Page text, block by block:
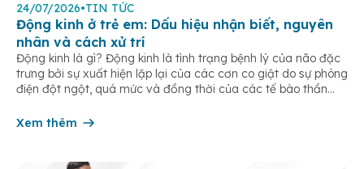
24/07/2026•TIN TỨC
Động kinh ở trẻ em: Dấu hiệu nhận biết, nguyên
nhân và cách xử trí
Động kinh là gì? Động kinh là tình trạng bệnh lý của não đặc
trưng bởi sự xuất hiện lặp lại của các cơn co giật do sự phóng
điện đột ngột, quá mức và đồng thời của các tế bào thần
Xem thêm